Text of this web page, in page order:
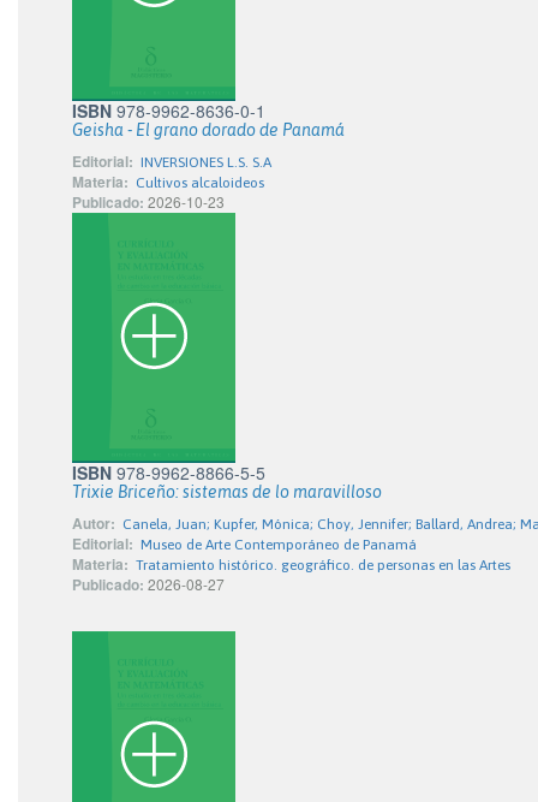
ISBN 978-9962-8636-0-1
Geisha - El grano dorado de Panamá
Editorial: INVERSIONES L.S. S.A
Materia: Cultivos alcaloideos
Publicado: 2026-10-23
ISBN 978-9962-8866-5-5
Trixie Briceño: sistemas de lo maravilloso
Autor: Canela, Juan; Kupfer, Mónica; Choy, Jennifer; Ballard, Andrea;
Editorial: Museo de Arte Contemporáneo de Panamá
Materia: Tratamiento histórico. geográfico. de personas en las Artes
Publicado: 2026-08-27